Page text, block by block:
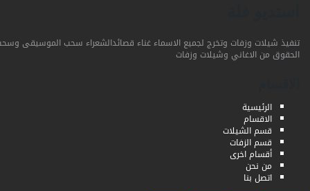
تنفيذ شيلات وزفات وتخرج لجميع الاسماء غناء قصائدالشعراء سحب الموسيقى وسحب
الحقوق من الاغاني وشيلات وزفات
الرئيسية
الاقسام
قسم الشيلات
قسم الزفات
أقسام اخرى
من نحن
اتصل بنا